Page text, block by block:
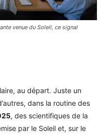
venue du Soleil, ce signal
au départ. Juste un
dans la routine des
, des scientifiques de la
par le Soleil et, sur le